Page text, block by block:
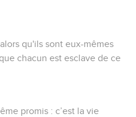
qu'ils sont eux-mêmes
chacun est esclave de ce
promis : c’est la vie